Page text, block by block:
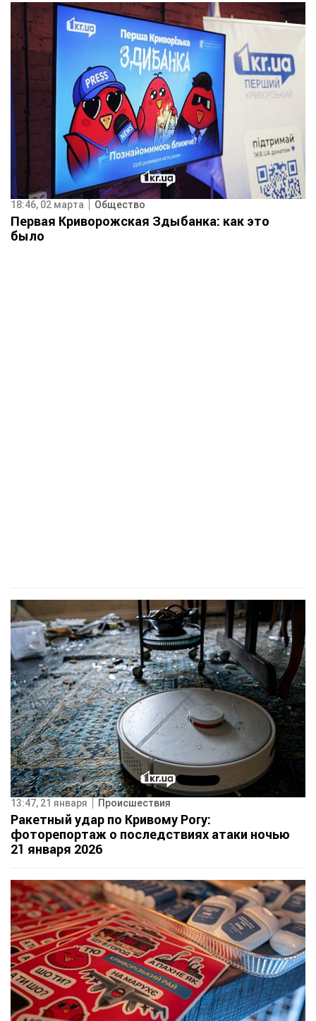
18:46, 02 марта Общество
Первая Криворожская Здыбанка: как это
было
13:47, 21 января Происшествия
Ракетный удар по Кривому Рогу:
фоторепортаж о последствиях атаки ночью
21 января 2026